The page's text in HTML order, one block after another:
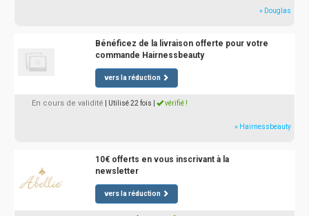
» Douglas
Bénéficez de la livraison offerte pour votre
commande Hairnessbeauty
vers la réduction
En cours de validité | Utilisé 22 fois vérifié !
» Hairnessbeauty
10€ offerts en vous inscrivant à la
newsletter
vers la réduction